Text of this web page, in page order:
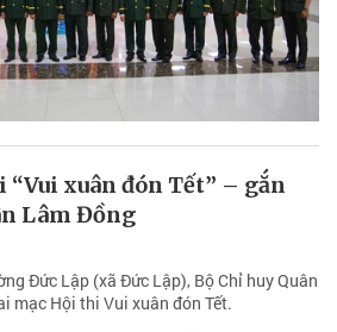
xuân đón Tết” – gắn
Lâm Đồng
Đức Lập (xã Đức Lập), Bộ Chỉ huy Quân
mạc Hội thi Vui xuân đón Tết.